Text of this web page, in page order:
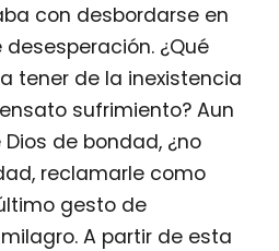
con desbordarse en
¿Qué
tener de la inexistencia
sufrimiento? Aun
de bondad, ¿no
reclamarle como
gesto de
A partir de esta